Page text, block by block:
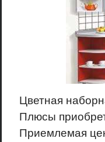
Цветная
Плюсы
Приемлемая